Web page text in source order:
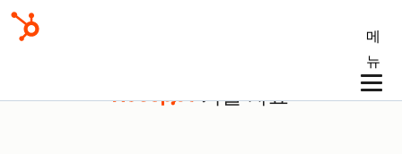
메
뉴
기술 자료